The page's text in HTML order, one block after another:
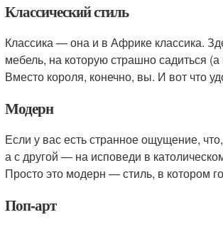
Классический стиль
Классика — она и в Африке классика.
мебель, на которую страшно садиться
Вместо короля, конечно, вы. И вот что
Модерн
Если у вас есть странное ощущение,
а с другой — на исповеди в
Просто это модерн — стиль, в котором
Поп-арт